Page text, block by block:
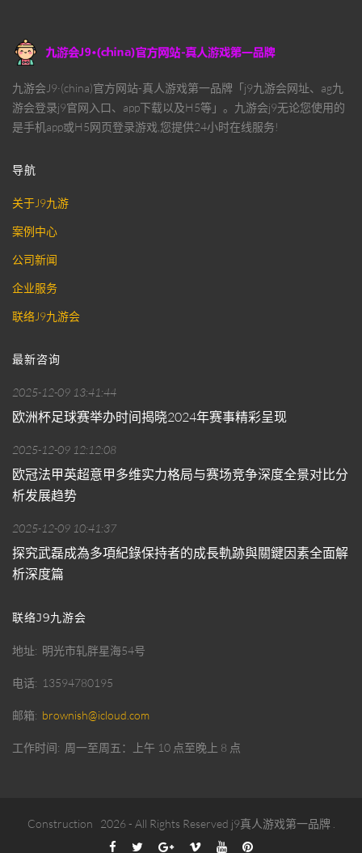
九游会J9·(china)官方网站-真人游戏第一品牌「j9九游会网址、ag九
游会登录j9官网入口、app下载以及H5等」。九游会j9无论您使用的
是手机app或H5网页登录游戏,您提供24小时在线服务!
导航
关于J9九游
案例中心
公司新闻
企业服务
联络J9九游会
最新咨询
2025-12-09 13:41:44
欧洲杯足球赛举办时间揭晓2024年赛事精彩呈现
2025-12-09 12:12:08
欧冠法甲英超意甲多维实力格局与赛场竞争深度全景对比分
析发展趋势
2025-12-09 10:41:37
探究武磊成為多項紀錄保持者的成長軌跡與關鍵因素全面解
析深度篇
联络J9九游会
地址 明光市轧胖星海54号
电话 13594780195
邮箱 brownish@icloud.com
工作时间 周一至周五：上午 10 点至晚上 8 点
Construction 2026- All Rights Reserved j9真人游戏第一品牌.